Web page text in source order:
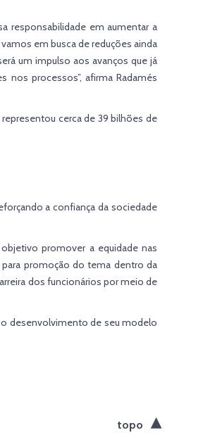
responsabilidade em aumentar a
em busca de reduções ainda
um impulso aos avanços que já
processos”, afirma Radamés
cerca de 39 bilhões de
a confiança da sociedade
promover a equidade nas
promoção do tema dentro da
dos funcionários por meio de
o desenvolvimento de seu modelo
topo